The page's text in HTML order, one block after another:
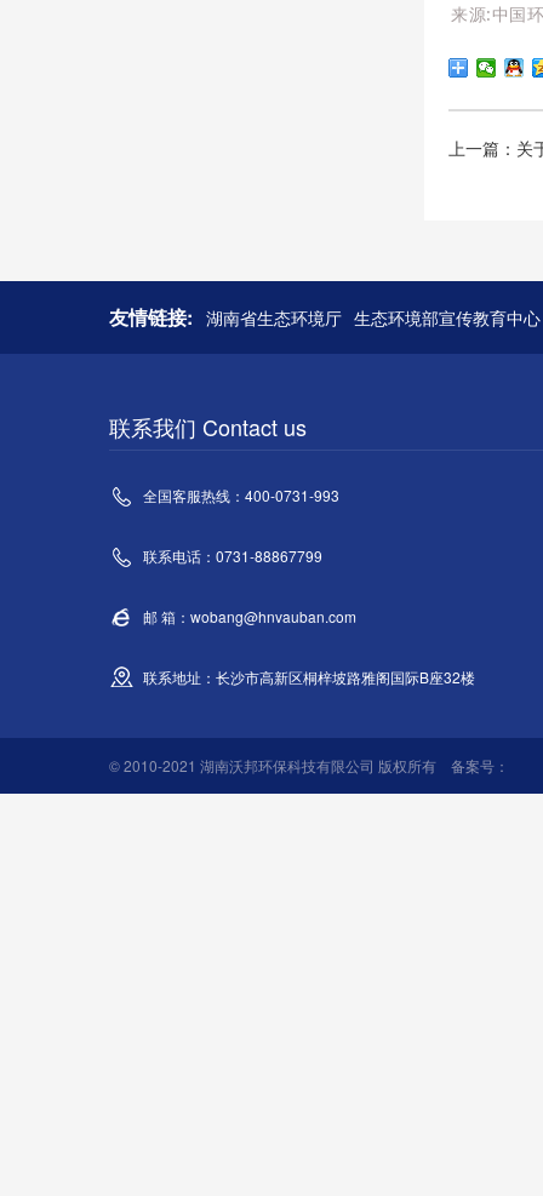
来源:中国
上一篇：
友情链接: 湖南省生态环境厅 生态环境部宣传教育中心
联系我们 Contact us
全国客服热线：400-0731-993
联系电话：0731-88867799
邮 箱：wobang@hnvauban.com
联系地址：长沙市高新区桐梓坡路雅阁国际B座32楼
© 2010-2021 湖南沃邦环保科技有限公司 版权所有 备案号：